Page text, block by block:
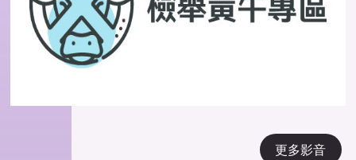
更多影音